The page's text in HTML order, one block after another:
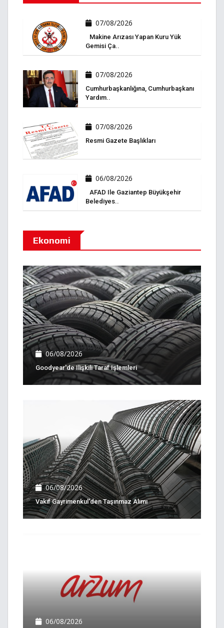
07/08/2026
Makine Arızası Yapan Kuru Yük
Gemisi Ça..
07/08/2026
Cumhurbaşkanlığına, Cumhurbaşkanı
Yardım..
07/08/2026
Resmi Gazete Başlıkları
06/08/2026
AFAD Ile Gaziantep Büyükşehir
Belediyes..
Ekonomi
06/08/2026
Goodyear'de Ilişkili Taraf Işlemleri
06/08/2026
Vakıf Gayrimenkul'den Taşınmaz Alımı
06/08/2026